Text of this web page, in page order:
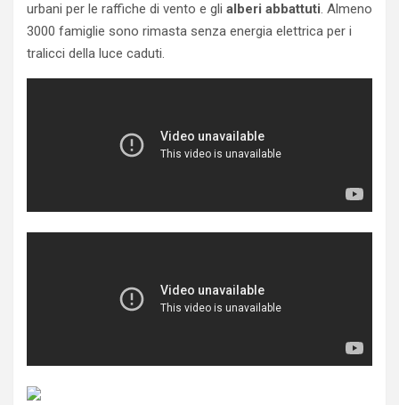
urbani per le raffiche di vento e gli alberi abbattuti. Almeno
3000 famiglie sono rimasta senza energia elettrica per i
tralicci della luce caduti.